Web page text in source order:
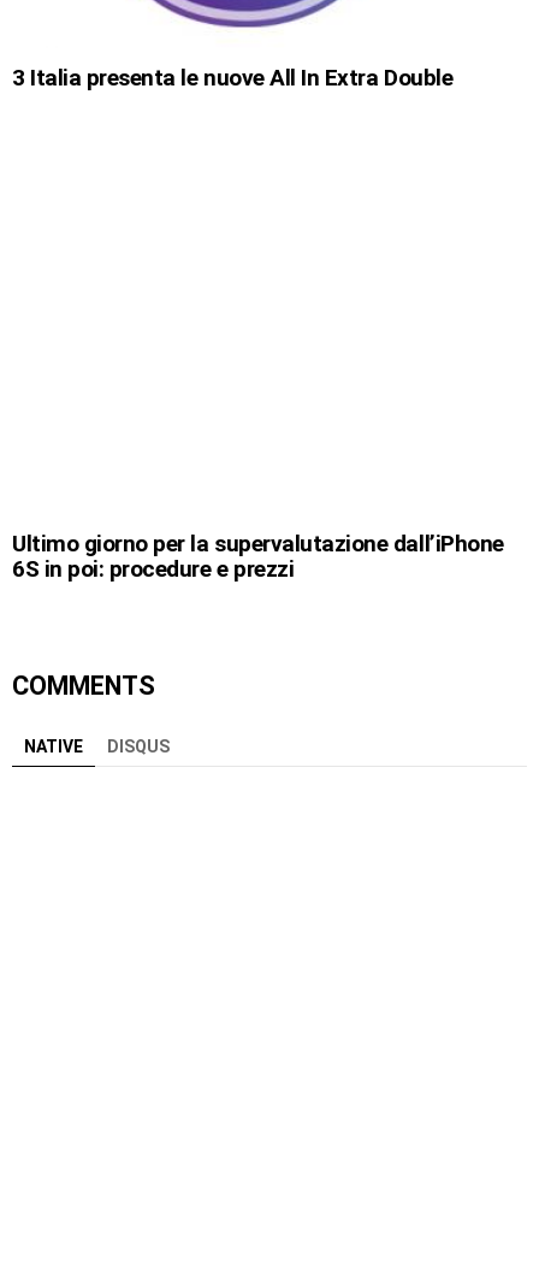
3 Italia presenta le nuove All In Extra Double
Ultimo giorno per la supervalutazione dall’iPhone
6S in poi: procedure e prezzi
COMMENTS
NATIVE DISQUS